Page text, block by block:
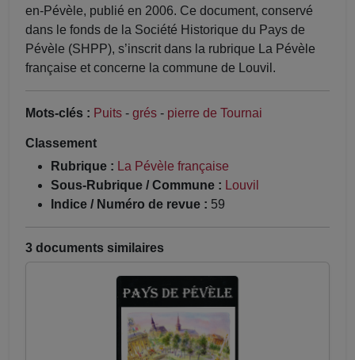
en-Pévèle, publié en 2006. Ce document, conservé
dans le fonds de la Société Historique du Pays de
Pévèle (SHPP), s’inscrit dans la rubrique La Pévèle
française et concerne la commune de Louvil.
Mots-clés : Puits - grés - pierre de Tournai
Classement
Rubrique : La Pévèle française
Sous-Rubrique / Commune : Louvil
Indice / Numéro de revue : 59
3 documents similaires